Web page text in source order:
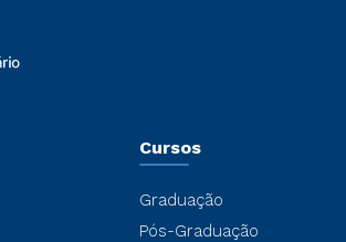
Cursos
Graduação
Pós-Graduação